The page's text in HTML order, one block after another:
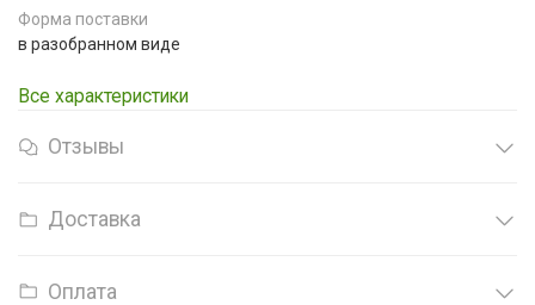
Форма поставки
в разобранном виде
Все характеристики
Отзывы
Доставка
Оплата